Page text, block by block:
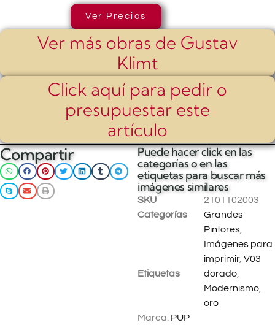
Ver Precios
Ver más obras de Gustav
Klimt
Click aquí para pedir o
presupuestar este
artículo
Compartir
Puede hacer click en las
categorías o en las
etiquetas para buscar más
imágenes similares
SKU
2101102003
Categorías
Grandes
Pintores
Imágenes para
imprimir, V03
Etiquetas
dorado
Modernismo
oro
Marca: PUP